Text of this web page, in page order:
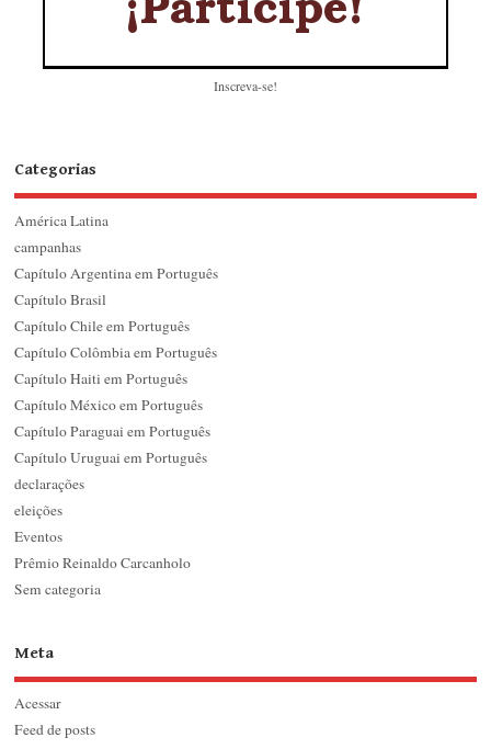
Inscreva-se!
Categorias
América Latina
campanhas
Capítulo Argentina em Português
Capítulo Brasil
Capítulo Chile em Português
Capítulo Colômbia em Português
Capítulo Haiti em Português
Capítulo México em Português
Capítulo Paraguai em Português
Capítulo Uruguai em Português
declarações
eleições
Eventos
Prêmio Reinaldo Carcanholo
Sem categoria
Meta
Acessar
Feed de posts